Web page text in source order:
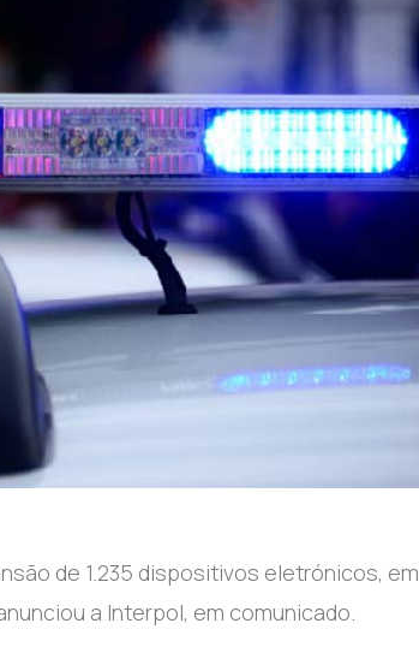
de 1.235 dispositivos eletrónicos, em
a Interpol, em comunicado.